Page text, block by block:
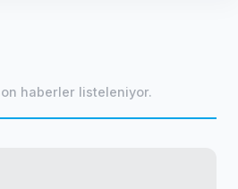
haberler listeleniyor.